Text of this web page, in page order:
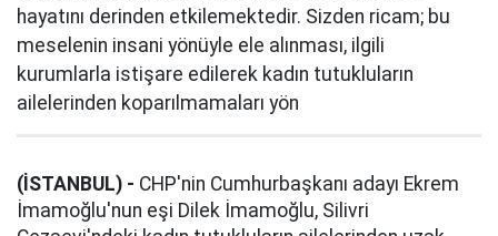
hayatını derinden etkilemektedir. Sizden ricam; bu
meselenin insani yönüyle ele alınması, ilgili
kurumlarla istişare edilerek kadın tutukluların
ailelerinden koparılmamaları yön
(İSTANBUL) - CHP'nin Cumhurbaşkanı adayı Ekrem
İmamoğlu'nun eşi Dilek İmamoğlu, Silivri